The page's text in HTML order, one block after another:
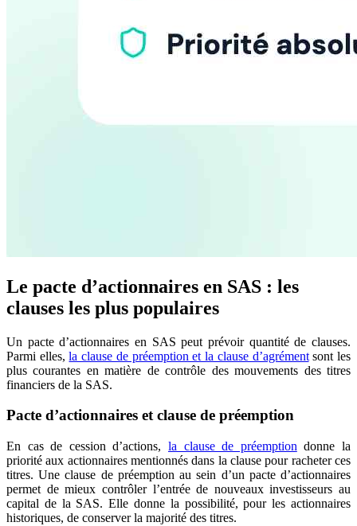
Le pacte d’actionnaires en SAS : les
clauses les plus populaires
Un pacte d’actionnaires en SAS peut prévoir quantité de clauses.
Parmi elles,la clause de préemption et la clause d’agrémentsont les
plus courantes en matière de contrôle des mouvements des titres
financiers de la SAS.
Pacte d’actionnaires et clause de préemption
En cas de cession d’actions, la clause de préemption donne la
priorité aux actionnaires mentionnés dans la clause pour racheter ces
titres. Une clause de préemption au sein d’un pacte d’actionnaires
permet de mieux contrôler l’entrée de nouveaux investisseurs au
capital de la SAS. Elle donne la possibilité, pour les actionnaires
historiques, de conserver la majorité des titres.